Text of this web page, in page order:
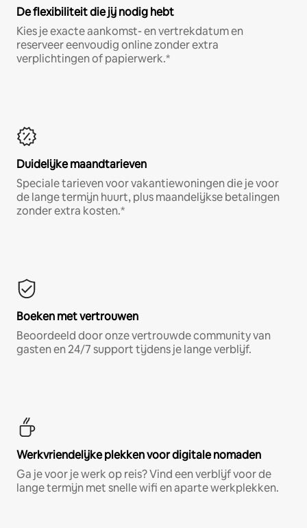
De flexibiliteit die jij nodig hebt
Kies je exacte aankomst- en vertrekdatum en
reserveer eenvoudig online zonder extra
verplichtingen of papierwerk.*
Duidelijke maandtarieven
Speciale tarieven voor vakantiewoningen die je voor
de lange termijn huurt, plus maandelijkse betalingen
zonder extra kosten.*
Boeken met vertrouwen
Beoordeeld door onze vertrouwde community van
gasten en 24/7 support tijdens je lange verblijf.
Werkvriendelijke plekken voor digitale nomaden
Ga je voor je werk op reis? Vind een verblijf voor de
lange termijn met snelle wifi en aparte werkplekken.